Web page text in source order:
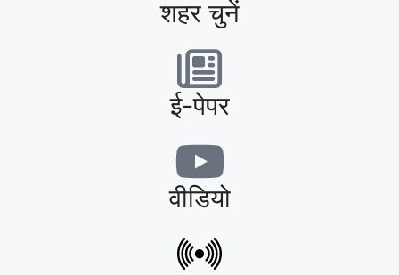
शहर चुनें
ई-पेपर
वीडियो